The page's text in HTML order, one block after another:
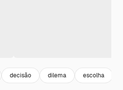
decisão dilema escolha